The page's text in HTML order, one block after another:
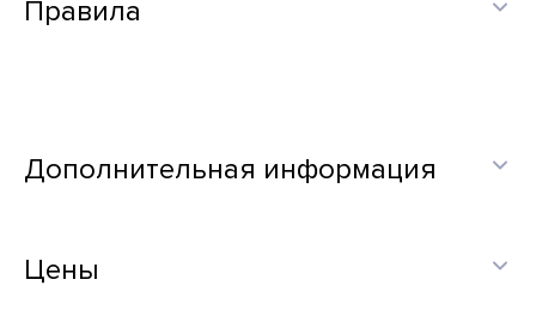
Правила
Дополнительная информация
Цены